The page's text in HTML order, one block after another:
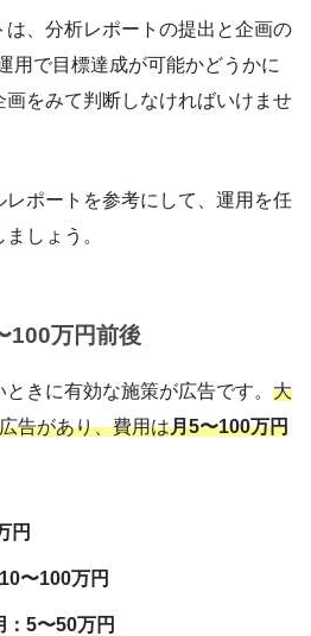
は、分析レポートの提出と企画の
用で目標達成が可能かどうかに
をみて判断しなければいけませ
ポートを参考にして、運用を任
しょう。
100万円前後
きに有効な施策が広告です。 大
告があり、費用は月5〜100万円
円
〜100万円
5〜50万円